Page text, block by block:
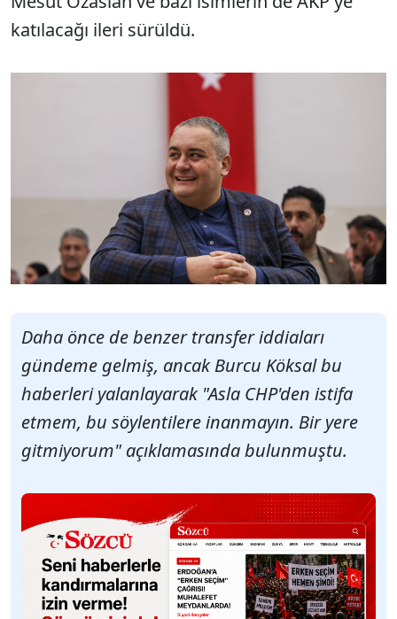
katılacağı ileri sürüldü.
Daha önce de benzer transfer iddiaları
gündeme gelmiş, ancak Burcu Köksal bu
haberleri yalanlayarak "Asla CHP'den istifa
etmem, bu söylentilere inanmayın. Bir yere
gitmiyorum" açıklamasında bulunmuştu.